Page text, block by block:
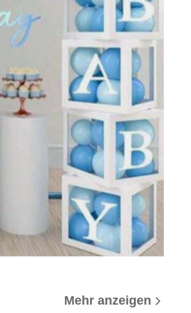
Mehr anzeigen